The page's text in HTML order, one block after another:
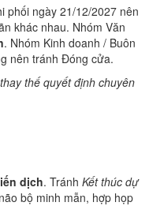
phối ngày 21/12/2027 nên
khác nhau. Nhóm Văn
. Nhóm Kinh doanh / Buôn
nên tránh Đóng cửa.
thế quyết định chuyên
dịch. Tránh Kết thúc dự
bộ minh mẫn, hợp họp